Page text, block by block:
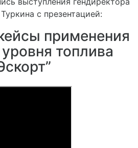
с презентацией:
применения
топлива